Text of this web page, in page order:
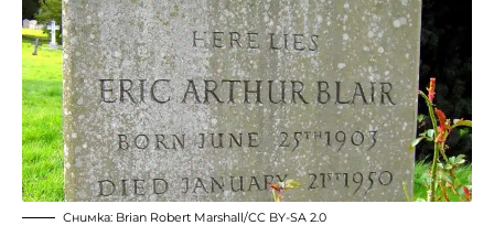
Снимка: Brian Robert Marshall/CC BY-SA 2.0